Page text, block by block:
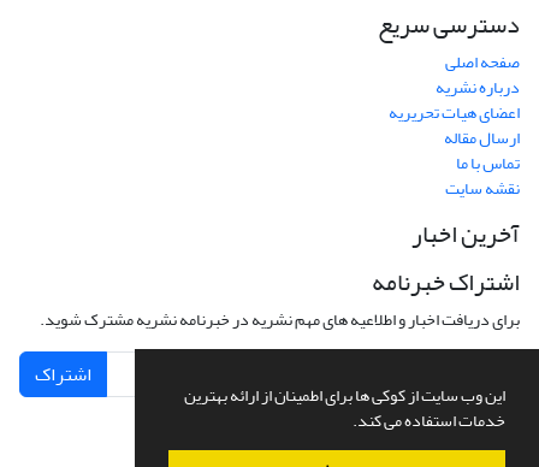
این وب سایت از کوکی ها برای اطمینان از ارائه بهترین
خدمات استفاده می کند.
دسترسی سریع
صفحه اصلی
درباره نشریه
اعضای هیات تحریریه
ارسال مقاله
تماس با ما
نقشه سایت
آخرین اخبار
اشتراک خبرنامه
برای دریافت اخبار و اطلاعیه های مهم نشریه در خبرنامه نشریه مشترک شوید.
اشتراک